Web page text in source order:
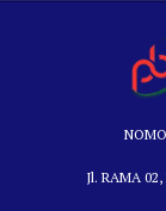
Jl. RAMA